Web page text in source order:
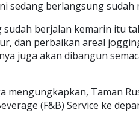
sedang berlangsung sudah
sudah berjalan kemarin itu
dan perbaikan areal
juga akan dibangun
mengungkapkan, Taman
(F&B) Service ke